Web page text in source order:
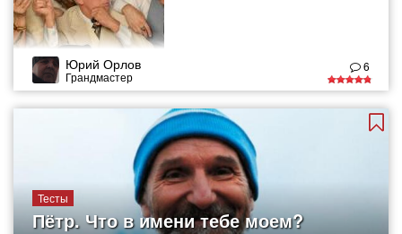
Юрий Орлов
Грандмастер
6
Тесты
Пётр. Что в имени тебе моем?